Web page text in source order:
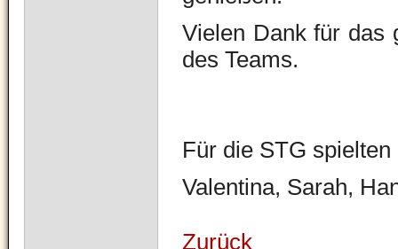
Vielen Dank für das
des Teams.
Für die STG spielten
Valentina, Sarah,
Zurück